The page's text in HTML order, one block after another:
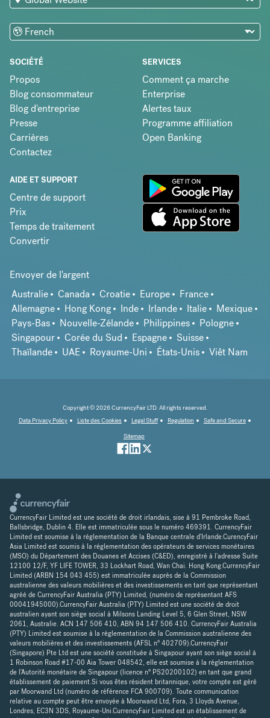
SOCIÉTÉ
Propos
Blog consommateur
Blog d'entreprise
Presse
Carrières
Contactez
SERVICES
Comment ça marche
Enterprise
Alertes taux
Programme affiliation
Open Banking
AIDE ET SUPPORT
Centre de support
Prix
Temps de traitement
Convertir
Envoyer de l'argent
Australie
Canada Croatie Europe
France
Allemagne
Hong Kong Inde Irlande Italie
Mexique
Pays-Bas
Nouvelle-Zélande Philippines
Pologne
Singapour
Corée du Sud Espagne
Suisse
Thaïlande
UAE Royaume-Uni États-Unis Viêt Nam
Copyright © 2026 CurrencyFair LTD. All rights reserved.
Data Privacy Policy
Liste des Cookies Legal Stuff Regulation
Safe and Secure
Sitemap
CurrencyFair Limited est une société de droit irlandais, sise à 91 Pembroke Road,
Ballsbridge, Dublin 4. Elle est immatriculée sous le numéro 469391. CurrencyFair
Limited est soumise à la réglementation de la Banque centrale d'Irlande.CurencyFair
Asia Limited est soumis à la réglementation des opérateurs de services monétaires
(MSO) du Département des Douanes et Accises (C&ED), enregistré à l'adresse Suite
12100 12/F, YF LIFE TOWER, 33 Lockhart Road, Wan Chai. Hong Kong.CurrencyFair
Limited (ARBN 154 043 455) est immatriculée auprès de la Commission
australienne des valeurs mobilières et des investissements en tant que représentant
agréé de CurrencyFair Australia (PTY) Limited, (numéro de représentant AFS
00041945000).CurrencyFair Australia (PTY) Limited est une société de droit
australien ayant son siège social à Milsons Landing Level 5, 6 Glen Street, NSW
2061, Australie. ACN 147 506 410, ABN 94 147 506 410. CurrencyFair Australia
(PTY) Limited est soumise à la réglementation de la Commission australienne des
valeurs mobilières et des investissements (AFSL n° 402709).CurrencyFair
(Singapore) Pte Ltd est une société constituée à Singapour ayant son siège social à
1 Robinson Road #17-00 Aia Tower 048542, elle est soumise à la réglementation
de l'Autorité monétaire de Singapour (licence n° PS20200102) en tant que grand
établissement de paiement.Si vous êtes résident britannique, votre compte est géré
par Moorwand Ltd (numéro de référence FCA 900709). Toute communication
relative au compte peut être envoyée à Moorwand Ltd, Fora, 3 Lloyds Avenue,
Londres, EC3N 3DS, Royaume-Uni.CurrencyFair Limited est un établissement de